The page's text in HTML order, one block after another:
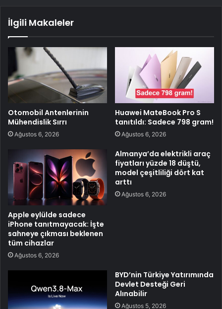
İlgili Makaleler
Otomobil Antenlerinin
Mühendislik Sırrı
Ağustos 6, 2026
Huawei MateBook Pro S
tanıtıldı: Sadece 798 gram!
Ağustos 6, 2026
Apple eylülde sadece
iPhone tanıtmayacak: İşte
sahneye çıkması beklenen
tüm cihazlar
Ağustos 6, 2026
Almanya’da elektrikli araç
fiyatları yüzde 18 düştü,
model çeşitliliği dört kat
arttı
Ağustos 6, 2026
BYD’nin Türkiye Yatırımında
Devlet Desteği Geri
Alınabilir
Ağustos 5, 2026